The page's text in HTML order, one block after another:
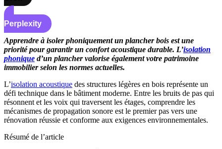
Perplexity
Apprendre à isoler phoniquement un plancher bois est une
priorité pour garantir un confort acoustique durable. L’isolation
phonique d’un plancher valorise également votre patrimoine
immobilier selon les normes actuelles.
L’isolation acoustique des structures légères en bois représente un
défi technique dans le bâtiment moderne. Entre les bruits de pas qui
résonnent et les voix qui traversent les étages, comprendre les
mécanismes de propagation sonore est le premier pas vers une
rénovation réussie et conforme aux exigences environnementales.
Résumé de l’article